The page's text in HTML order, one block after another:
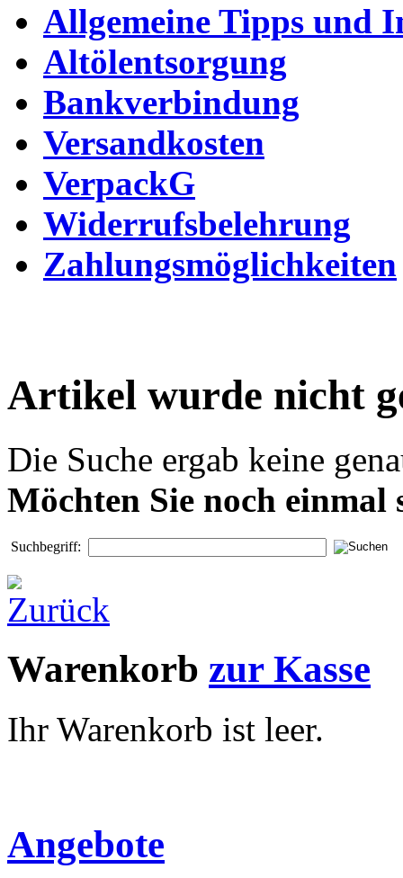
Allgemeine Tipps und
Altölentsorgung
Bankverbindung
Versandkosten
VerpackG
Widerrufsbelehrung
Zahlungsmöglichkeiten
Artikel wurde nicht
Die Suche ergab keine
Möchten Sie noch einmal
Suchbegriff:
Warenkorb zur Kasse
Ihr Warenkorb ist leer.
Angebote